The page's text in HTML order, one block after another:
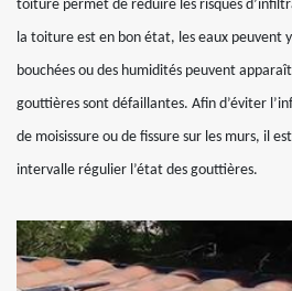
toiture permet de réduire les risques
la toiture est en bon état, les eaux peuvent
bouchées ou des humidités peuvent
gouttières sont défaillantes. Afin d’éviter
de moisissure ou de fissure sur les murs, il
intervalle régulier l’état des gouttières.